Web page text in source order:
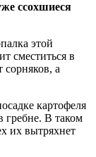
ссохшиеся
этой
сместиться в
а
картофеля
гребне. В таком
их вытряхнет